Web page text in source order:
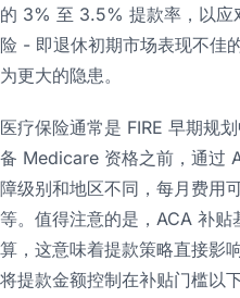
的 3% 至 3.5% 提款率，以应
险 - 即退休初期市场表现不佳
为更大的隐患。
医疗保险通常是 FIRE 早期规
备 Medicare 资格之前，通过
障级别和地区不同，每月费用
等。值得注意的是，ACA 补
算，这意味着提款策略直接影
将提款金额控制在补贴门槛以